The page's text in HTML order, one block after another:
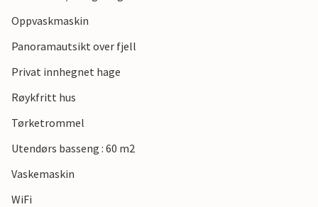
sivilisasjonene i denne flotte byen: En uforglemmelig tur!
Oppvaskmaskin
Panoramautsikt over fjell
Privat innhegnet hage
Røykfritt hus
Tørketrommel
Utendørs basseng : 60 m2
Vaskemaskin
WiFi